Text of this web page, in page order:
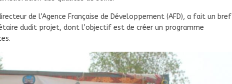
de l’Agence Française de Développement (AFD), a fait un bref
dudit projet, dont l’objectif est de créer un programme